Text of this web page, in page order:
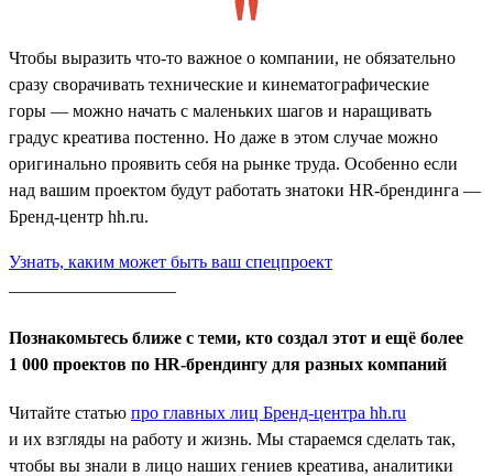
Чтобы выразить что-то важное о компании, не обязательно
сразу сворачивать технические и кинематографические
горы — можно начать с маленьких шагов и наращивать
градус креатива постенно. Но даже в этом случае можно
оригинально проявить себя на рынке труда. Особенно если
над вашим проектом будут работать знатоки HR-брендинга —
Бренд-центр hh.ru.
Узнать, каким может быть ваш спецпроект
Познакомьтесь ближе с теми, кто создал этот и ещё более
1 000 проектов по HR-брендингу для разных компаний
Читайте статью про главных лиц Бренд-центра hh.ru
и их взгляды на работу и жизнь. Мы стараемся сделать так,
чтобы вы знали в лицо наших гениев креатива, аналитики